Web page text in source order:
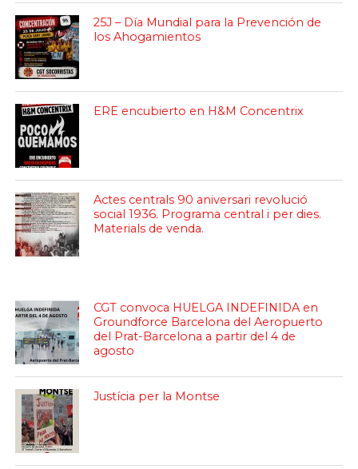
25J – Día Mundial para la Prevención de
los Ahogamientos
ERE encubierto en H&M Concentrix
Actes centrals 90 aniversari revolució
social 1936. Programa central i per dies.
Materials de venda.
CGT convoca HUELGA INDEFINIDA en
Groundforce Barcelona del Aeropuerto
del Prat-Barcelona a partir del 4 de
agosto
Justícia per la Montse